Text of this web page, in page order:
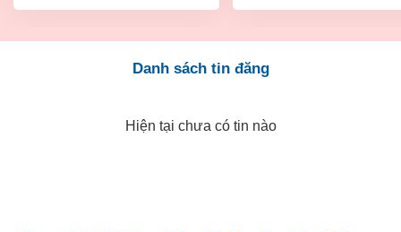
Danh sách tin đăng
Hiện tại chưa có tin nào